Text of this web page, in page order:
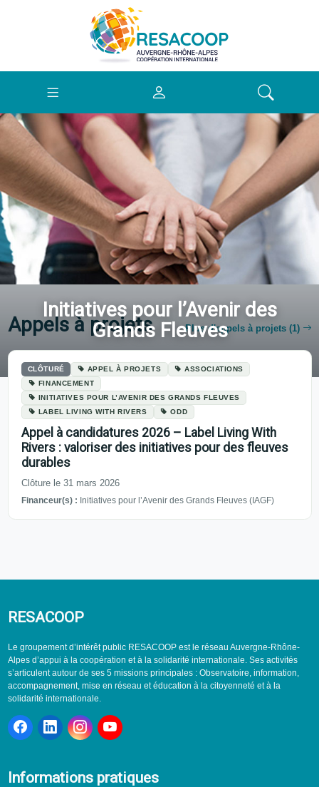
Initiatives pour l’Avenir des
Grands Fleuves
Appels à projets Plus d'appels à projets (1)
CLÔTURÉ APPEL À PROJETS
ASSOCIATIONS
FINANCEMENT
INITIATIVES POUR L’AVENIR DES GRANDS FLEUVES
LABEL LIVING WITH RIVERS
ODD
Appel à candidatures 2026 – Label Living With
Rivers : valoriser des initiatives pour des fleuves
durables
Clôture le 31 mars 2026
Financeur(s) : Initiatives pour l’Avenir des Grands Fleuves (IAGF)
RESACOOP
Le groupement d’intérêt public RESACOOP est le réseau Auvergne-Rhône-
Alpes d’appui à la coopération et à la solidarité internationale. Ses activités
s’articulent autour de ses 5 missions principales : Observatoire, information,
accompagnement, mise en réseau et éducation à la citoyenneté et à la
solidarité internationale.
Informations pratiques